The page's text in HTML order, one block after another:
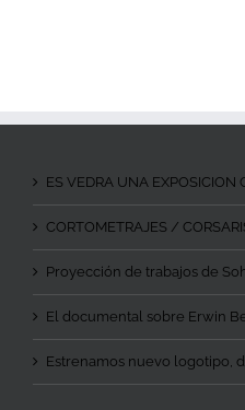
ES VEDRA UNA EXPOSICION
CORTOMETRAJES /
Proyección de trabajos de
El documental sobre Erwin
Estrenamos nuevo logotipo,